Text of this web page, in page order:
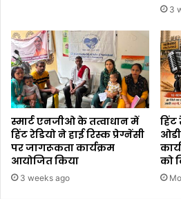
3
स्मार्ट एनजीओ के तत्वाधान में
हिंट रेडियो ने हाई रिस्क प्रेग्नेंसी
पर जागरूकता कार्यक्रम
आयोजित किया
3 weeks ago
को